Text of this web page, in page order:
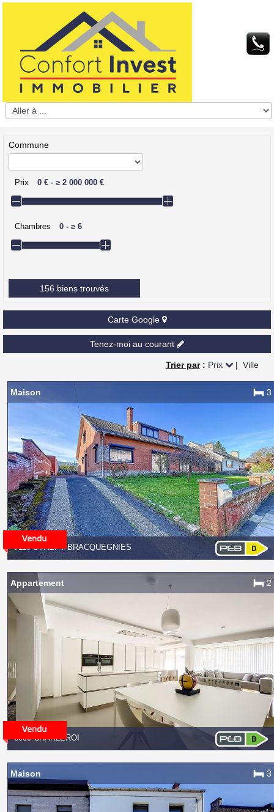
Commune
Prix 0 € -≥ 2 000 000 €
Chambres 0 -≥ 6
156 biens trouvés
Carte Google
Tenez-moi au courant
Trier par: Prix | Ville
7110 STRÉPY-BRACQUEGNIES
Maison 3
6000 CHARLEROI
Appartement 2
Maison 3